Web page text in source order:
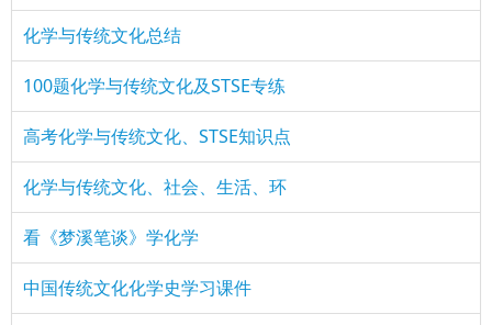
化学与传统文化总结
100题化学与传统文化及STSE专练
高考化学与传统文化、STSE知识点
化学与传统文化、社会、生活、环
看《梦溪笔谈》学化学
中国传统文化化学史学习课件